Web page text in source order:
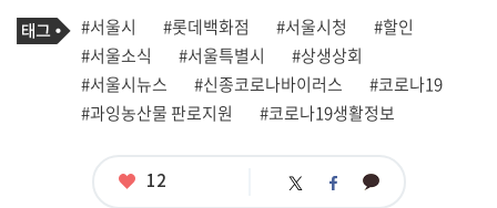
기
사
관
련
태
그
태
그
#서울시 #롯데백화점 #서울시청
#할인
#서울소식
#서울특별시
#상생상회
#서울시뉴스
#신종코로나바이러스
#코로나19
#과잉농산물 판로지원
#코로나19생활정보
좋
12 트 페 카